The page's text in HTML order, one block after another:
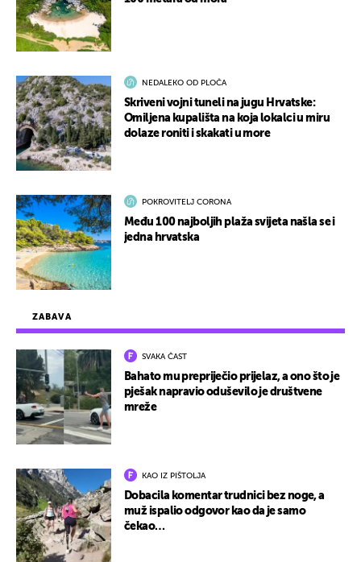
ZABAVA
SVAKA ČAST
Bahato mu prepriječio prijelaz, a ono što je
pješak napravio oduševilo je društvene
mreže
KAO IZ PIŠTOLJA
Dobacila komentar trudnici bez noge, a
muž ispalio odgovor kao da je samo
čekao…
NEDALEKO OD PLOČA
Skriveni vojni tuneli na jugu Hrvatske:
Omiljena kupališta na koja lokalci u miru
dolaze roniti i skakati u more
POKROVITELJ CORONA
Među 100 najboljih plaža svijeta našla se i
jedna hrvatska